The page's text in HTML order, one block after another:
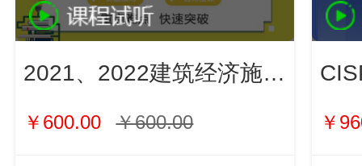
2021、2022建筑经济施工与管理（新）
￥600.00 ￥600.00 ￥